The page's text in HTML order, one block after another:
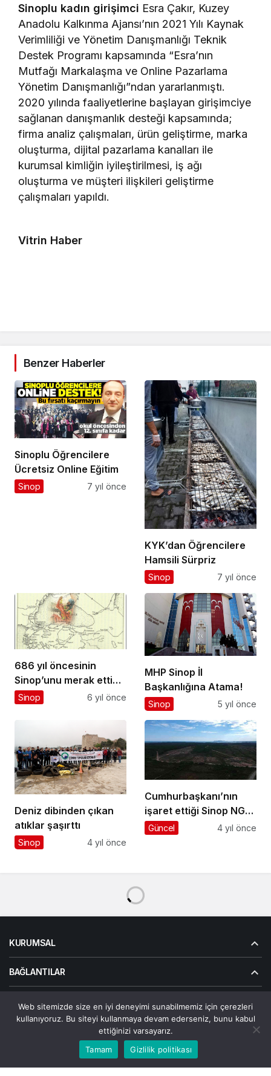
Sinoplu kadın girişimci Esra Çakır, Kuzey
Anadolu Kalkınma Ajansı’nın 2021 Yılı Kaynak
Verimliliği ve Yönetim Danışmanlığı Teknik
Destek Programı kapsamında “Esra’nın
Mutfağı Markalaşma ve Online Pazarlama
Yönetim Danışmanlığı”ndan yararlanmıştı.
2020 yılında faaliyetlerine başlayan girişimciye
sağlanan danışmanlık desteği kapsamında;
firma analiz çalışmaları, ürün geliştirme, marka
oluşturma, dijital pazarlama kanalları ile
kurumsal kimliğin iyileştirilmesi, iş ağı
oluşturma ve müşteri ilişkileri geliştirme
çalışmaları yapıldı.
Vitrin Haber
Benzer Haberler
Sinoplu Öğrencilere
Ücretsiz Online Eğitim
Sinop 7 yıl önce
KYK’dan Öğrencilere
Hamsili Sürpriz
Sinop 7 yıl önce
686 yıl öncesinin
Sinop’unu merak ettiniz
mi?
Sinop 6 yıl önce
MHP Sinop İl
Başkanlığına Atama!
Sinop 5 yıl önce
Deniz dibinden çıkan
atıklar şaşırttı
Sinop 4 yıl önce
Cumhurbaşkanı’nın
işaret ettiği Sinop NGS
bölgesi havadan
Güncel 4 yıl önce
Bu web sitesinde en iyi deneyimi yaşamanızı sağlamak
için çerezler kullanılmaktadır.
KURUMSAL
BAĞLANTILAR
Web sitemizde size en iyi deneyimi sunabilmemiz için çerezleri
kullanıyoruz. Bu siteyi kullanmaya devam ederseniz, bunu kabul
ettiğinizi varsayarız.
Tamam
Gizlilik politikası